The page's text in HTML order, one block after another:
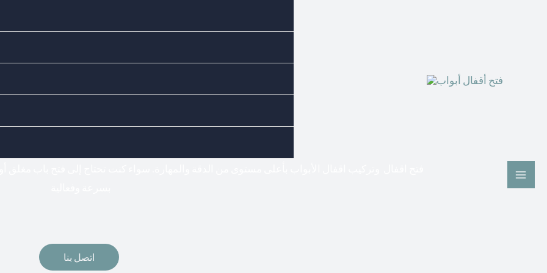
Doors Locks - اختيارك المناسب لفتح وتركيب جميع أنواع الأقفال
فتح اقفال وتركيب اقفال الأبواب بأعلى مستوى من الدقة والمهارة. سواء كنت تحتاج إلى فتح باب مغلق
اتصل بنا